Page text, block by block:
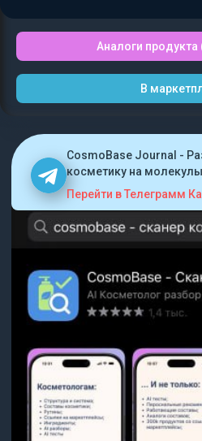
Аналоги продукта
В
CosmoBase Journal -
косметику на
Перейти в Телеграмм